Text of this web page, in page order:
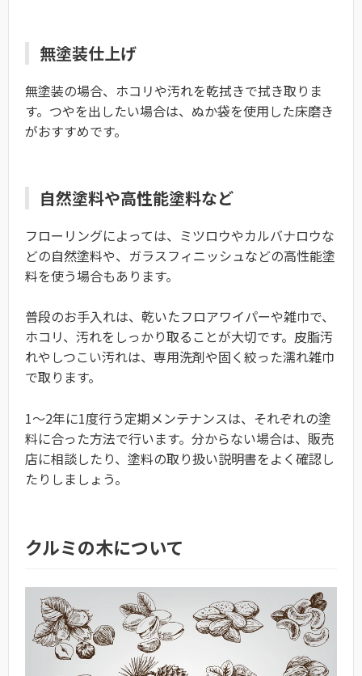
無塗装仕上げ
無塗装の場合、ホコリや汚れを乾拭きで拭き取りま
す。つやを出したい場合は、ぬか袋を使用した床磨き
がおすすめです。
自然塗料や高性能塗料など
フローリングによっては、ミツロウやカルバナロウな
どの自然塗料や、ガラスフィニッシュなどの高性能塗
料を使う場合もあります。
普段のお手入れは、乾いたフロアワイパーや雑巾で、
ホコリ、汚れをしっかり取ることが大切です。皮脂汚
れやしつこい汚れは、専用洗剤や固く絞った濡れ雑巾
で取ります。
1～2年に1度行う定期メンテナンスは、それぞれの塗
料に合った方法で行います。分からない場合は、販売
店に相談したり、塗料の取り扱い説明書をよく確認し
たりしましょう。
クルミの木について